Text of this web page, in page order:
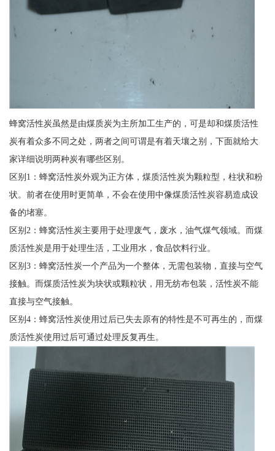
蜂窝活性炭虽然是由煤质炭为主所加工生产的，可是却和煤质活性
炭有着众多不同之处，两者之间可谓是有着天壤之别，下面就给大
家详细说明两种炭有哪些区别。
区别1：蜂窝活性炭外观为正方体，煤质活性炭为颗粒型，柱状和粉
状。前者在使用时更简单，不会在使用中像煤质活性炭容易造成设
备的堵塞。
区别2：蜂窝活性炭主要用于处理废气，废水，油气煤气领域。而煤
质活性炭是用于处理生活，工业用水，食品饮料行业。
区别3：蜂窝活性炭一个产品为一个整体，无需包装物，直接与空气
接触。而煤质活性炭为块状或颗粒状，用无纺布包装，活性炭不能
直接与空气接触。
区别4：蜂窝活性炭使用过后已失去原有的特性是不可再生的，而煤
质活性炭使用过后可通过处理反复再生。